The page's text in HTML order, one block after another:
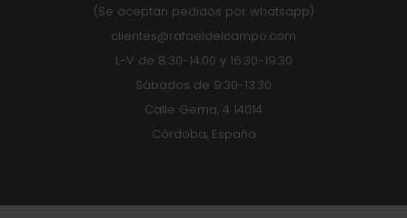
(Se aceptan pedidos por whatsapp)
clientes@rafaeldelcampo.com
L-V de 8:30-14:00 y 16:30-19:30
Sábados de 9:30-13:30
Calle Gema, 4 14014
Córdoba, España